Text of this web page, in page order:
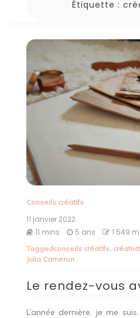
Étiquette :
Conseils créatifs
11 janvier 2022
11 mins
5 ans 1 549
Taggedconseils créatifs,
Julia Cameron
Le rendez-vous
L’année dernière, je me